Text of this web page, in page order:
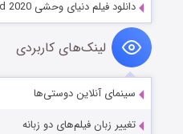
دانلود فیلم دنیای وحشی A Feral World 2020
لینک‌های کاربردی
سینمای آنلاین دوستی‌ها
تغییر زبان فیلم‌های دو زبانه